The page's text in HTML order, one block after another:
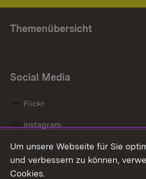
Themenübersicht
Social Media
Flickr
Instagram
Social Wall
Um unsere Webseite für Sie
und verbessern zu können,
Cookies.